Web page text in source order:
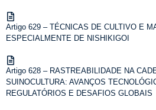
Artigo 629 – TÉCNICAS DE CULTIVO E
ESPECIALMENTE DE NISHIKIGOI
Artigo 628 – RASTREABILIDADE NA
SUINOCULTURA: AVANÇOS
REGULATÓRIOS E DESAFIOS GLOBAIS